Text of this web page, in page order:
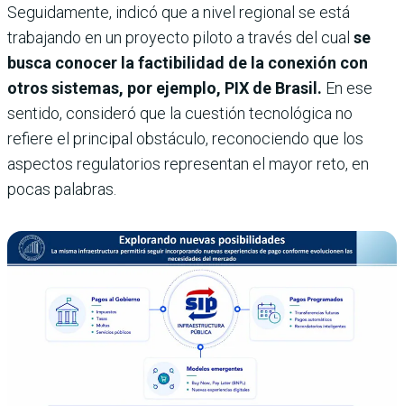
Seguidamente, indicó que a nivel regional se está
trabajando en un proyecto piloto a través del cual se
busca conocer la factibilidad de la conexión con
otros sistemas, por ejemplo, PIX de Brasil. En ese
sentido, consideró que la cuestión tecnológica no
refiere el principal obstáculo, reconociendo que los
aspectos regulatorios representan el mayor reto, en
pocas palabras.